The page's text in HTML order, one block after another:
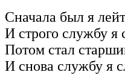
Сначала был я
И строго службу я
Потом стал
И снова службу я